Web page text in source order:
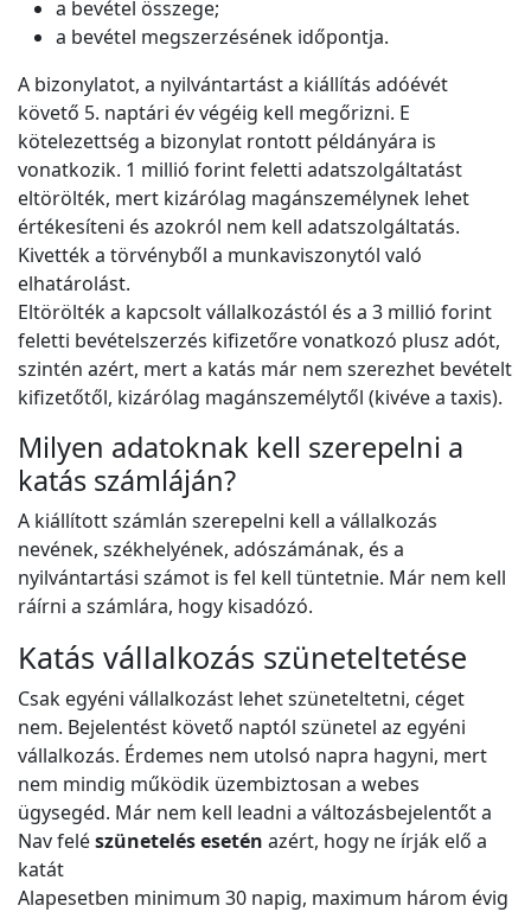
a bevétel összege;
a bevétel megszerzésének időpontja.
A bizonylatot, a nyilvántartást a kiállítás adóévét
követő 5. naptári év végéig kell megőrizni. E
kötelezettség a bizonylat rontott példányára is
vonatkozik. 1 millió forint feletti adatszolgáltatást
eltörölték, mert kizárólag magánszemélynek lehet
értékesíteni és azokról nem kell adatszolgáltatás.
Kivették a törvényből a munkaviszonytól való
elhatárolást.
Eltörölték a kapcsolt vállalkozástól és a 3 millió forint
feletti bevételszerzés kifizetőre vonatkozó plusz adót,
szintén azért, mert a katás már nem szerezhet bevételt
kifizetőtől, kizárólag magánszemélytől (kivéve a taxis).
Milyen adatoknak kell szerepelni a
katás számláján?
A kiállított számlán szerepelni kell a vállalkozás
nevének, székhelyének, adószámának, és a
nyilvántartási számot is fel kell tüntetnie. Már nem kell
ráírni a számlára, hogy kisadózó.
Katás vállalkozás szüneteltetése
Csak egyéni vállalkozást lehet szüneteltetni, céget
nem. Bejelentést követő naptól szünetel az egyéni
vállalkozás. Érdemes nem utolsó napra hagyni, mert
nem mindig működik üzembiztosan a webes
ügysegéd. Már nem kell leadni a változásbejelentőt a
Nav felészünetelés esetén azért, hogy ne írják elő a
katát
Alapesetben minimum 30 napig, maximum három évig